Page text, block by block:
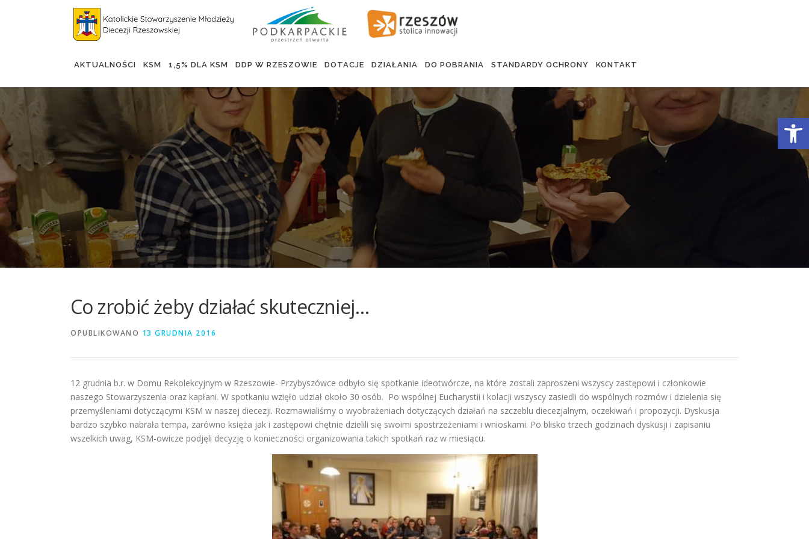
AKTUALNOŚCI KSM 1,5% DLA KSM DDP W RZESZOWIE DOTACJE DZIAŁANIA DO POBRANIA STANDARDY OCHRONY KONTAKT
Co zrobić żeby działać skuteczniej…
OPUBLIKOWANO 13 GRUDNIA 2016
12 grudnia b.r. w Domu Rekolekcyjnym w Rzeszowie- Przybyszówce odbyło się spotkanie ideotwórcze, na które zostali zaproszeni wszyscy zastępowi i członkowie
naszego Stowarzyszenia oraz kapłani. W spotkaniu wzięło udział około 30 osób. Po wspólnej Eucharystii i kolacji wszyscy zasiedli do wspólnych rozmów i dzielenia się
przemyśleniami dotyczącymi KSM w naszej diecezji. Rozmawialiśmy o wyobrażeniach dotyczących działań na szczeblu diecezjalnym, oczekiwań i propozycji. Dyskusja
bardzo szybko nabrała tempa, zarówno księża jak i zastępowi chętnie dzielili się swoimi spostrzeżeniami i wnioskami. Po blisko trzech godzinach dyskusji i zapisaniu
wszelkich uwag, KSM-owicze podjęli decyzję o konieczności organizowania takich spotkań raz w miesiącu.